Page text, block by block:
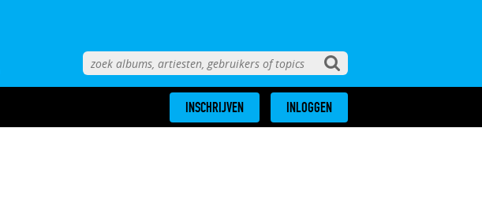
INSCHRIJVEN INLOGGEN